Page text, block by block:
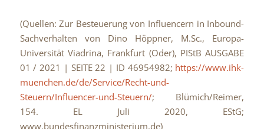
(Quellen: Zur Besteuerung von Influencern in Inbound-
Sachverhalten von Dino Höppner, M.Sc., Europa-
Universität Viadrina, Frankfurt (Oder), PIStB AUSGABE
01 / 2021 | SEITE 22 | ID 46954982; https://www.ihk-
muenchen.de/de/Service/Recht-und-
Steuern/Influencer-und-Steuern/; Blümich/Reimer,
154. EL Juli 2020, EStG;
www.bundesfinanzministerium.de)